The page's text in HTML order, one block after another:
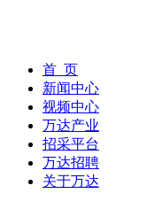
首 页
新闻中心
视频中心
万达产业
招采平台
万达招聘
关于万达